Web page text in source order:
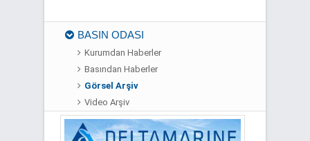
BASIN ODASI
Kurumdan Haberler
Basından Haberler
Görsel Arşiv
Video Arşiv